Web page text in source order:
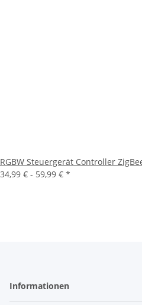
RGBW Steuergerät Controller
34,99 € - 59,99 € *
Informationen